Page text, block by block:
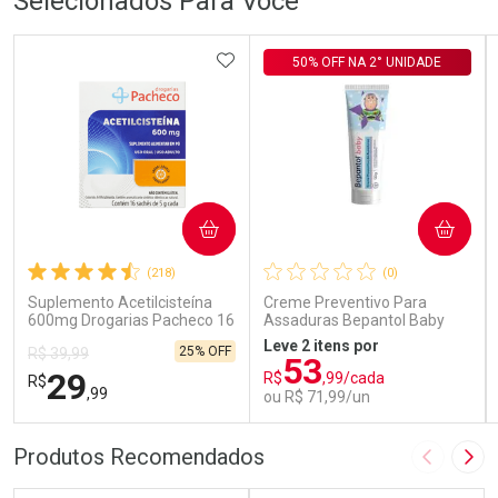
(218)
Suplemento Acetilcisteína
600mg Drogarias Pacheco 16
R$ 39,99
R$29,99
25% OFF
ADICIONAR AOS FAVORITOS
COMPRAR
FECHAR
FECHAR
Por Menos
(0)
Creme Preventivo Para
Assaduras Bepantol Baby
Toy Story Personagens
Sortidos 120g
50% OFF NA 2° UNIDADE
Leve 2 itens por
R$53,99/cada
ou R$ 71,99/un
COMPRAR
Por Menos
Produtos Recomendados Imagem